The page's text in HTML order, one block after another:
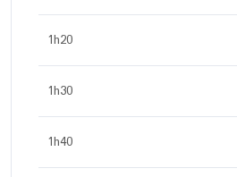
1h20
1h30
1h40